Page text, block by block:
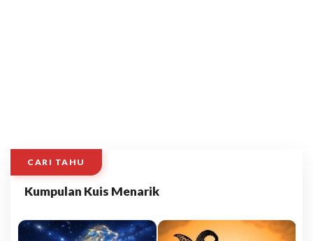
CARI TAHU
Kumpulan Kuis Menarik